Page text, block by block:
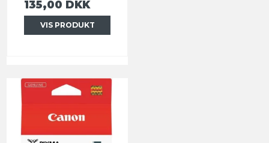
135,00 DKK
VIS PRODUKT